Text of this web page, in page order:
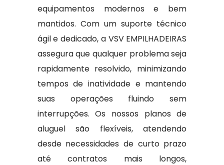
equipamentos modernos e bem
mantidos. Com um suporte técnico
ágil e dedicado, a VSV EMPILHADEIRAS
assegura que qualquer problema seja
rapidamente resolvido, minimizando
tempos de inatividade e mantendo
suas operações fluindo sem
interrupções. Os nossos planos de
aluguel são flexíveis, atendendo
desde necessidades de curto prazo
até contratos mais longos,